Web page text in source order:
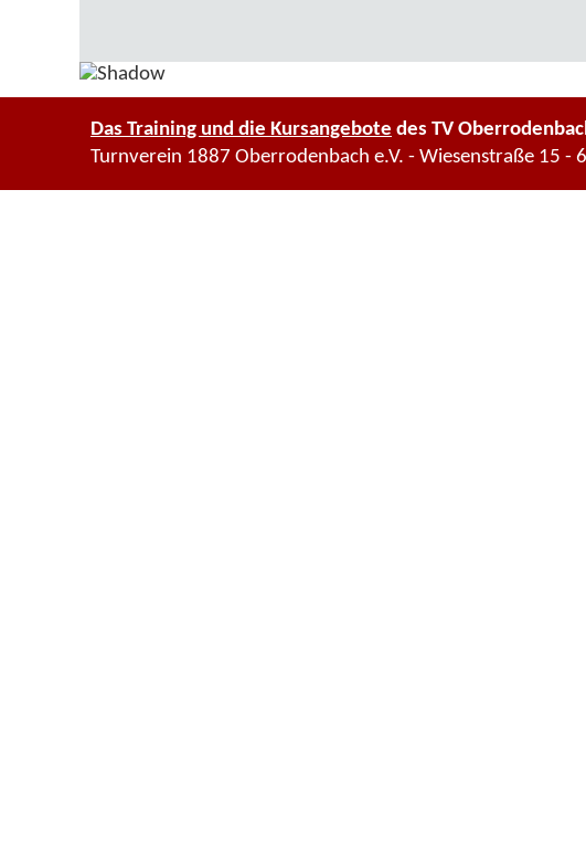
Das Training und die Kursangebote des TV
Turnverein 1887 Oberrodenbach e.V. - Wiesenstraße 15 -